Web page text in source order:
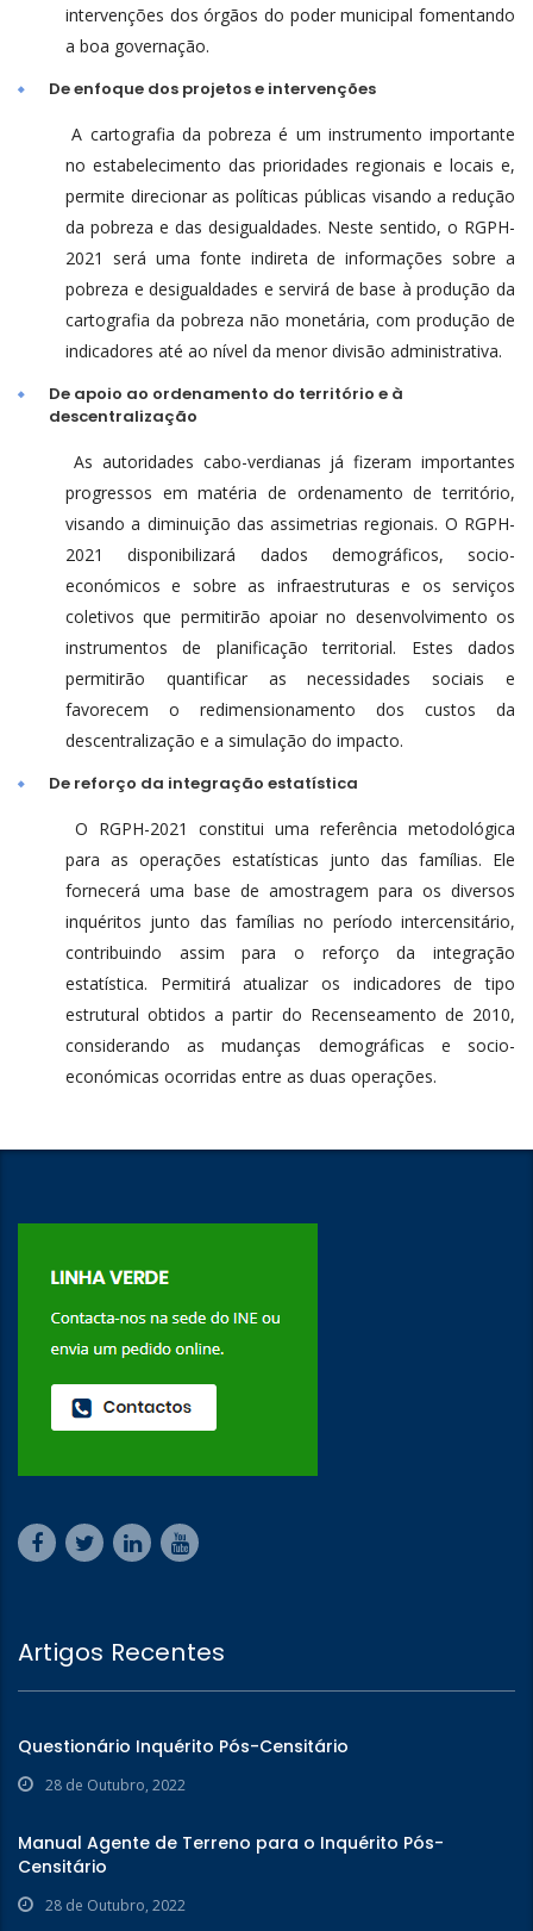
intervenções dos órgãos do poder municipal fomentando
a boa governação.
De enfoque dos projetos e intervenções
A cartografia da pobreza é um instrumento importante
no estabelecimento das prioridades regionais e locais e,
permite direcionar as políticas públicas visando a redução
da pobreza e das desigualdades. Neste sentido, o RGPH-
2021 será uma fonte indireta de informações sobre a
pobreza e desigualdades e servirá de base à produção da
cartografia da pobreza não monetária, com produção de
indicadores até ao nível da menor divisão administrativa.
De apoio ao ordenamento do território e à
descentralização
As autoridades cabo-verdianas já fizeram importantes
progressos em matéria de ordenamento de território,
visando a diminuição das assimetrias regionais. O RGPH-
2021 disponibilizará dados demográficos, socio-
económicos e sobre as infraestruturas e os serviços
coletivos que permitirão apoiar no desenvolvimento os
instrumentos de planificação territorial. Estes dados
permitirão quantificar as necessidades sociais e
favorecem o redimensionamento dos custos da
descentralização e a simulação do impacto.
De reforço da integração estatística
O RGPH-2021 constitui uma referência metodológica
para as operações estatísticas junto das famílias. Ele
fornecerá uma base de amostragem para os diversos
inquéritos junto das famílias no período intercensitário,
contribuindo assim para o reforço da integração
estatística. Permitirá atualizar os indicadores de tipo
estrutural obtidos a partir do Recenseamento de 2010,
considerando as mudanças demográficas e socio-
económicas ocorridas entre as duas operações.
Artigos Recentes
Questionário Inquérito Pós-Censitário
28 de Outubro, 2022
Manual Agente de Terreno para o Inquérito Pós-
Censitário
28 de Outubro, 2022